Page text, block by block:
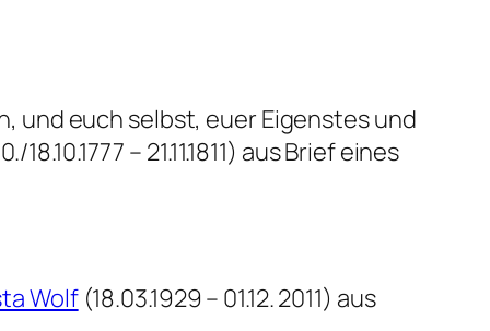
und euch selbst, euer Eigenstes und
18.10.1777 – 21.11.1811) aus Brief eines
Wolf (18.03.1929 – 01.12. 2011) aus